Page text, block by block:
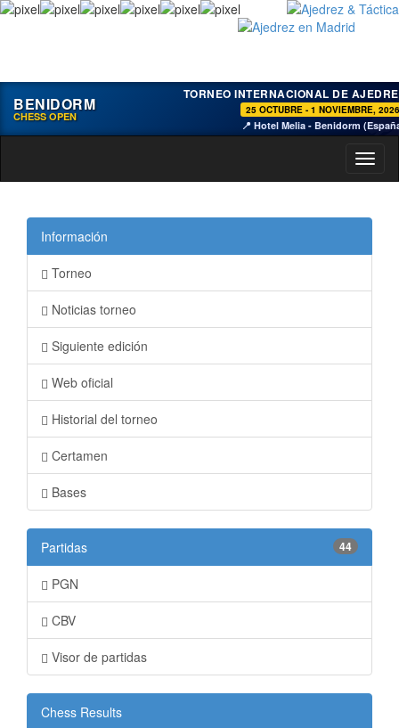
BENIDORM
CHESS OPEN
TORNEO INTERNACIONAL DE
25 OCTUBRE - 1 NOVIEMBRE, 2026
📍 Hotel Melia - Benidorm
Información
Torneo
Noticias torneo
Siguiente edición
Web oficial
Historial del torneo
Certamen
Bases
Partidas 44
PGN
CBV
Visor de partidas
Chess Results